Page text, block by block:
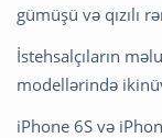
gümüşü və qızılı
İstehsalçıların
modellərində
iPhone 6S və